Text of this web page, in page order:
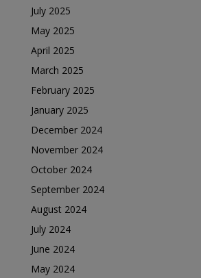
July 2025
May 2025
April 2025
March 2025
February 2025
January 2025
December 2024
November 2024
October 2024
September 2024
August 2024
July 2024
June 2024
May 2024